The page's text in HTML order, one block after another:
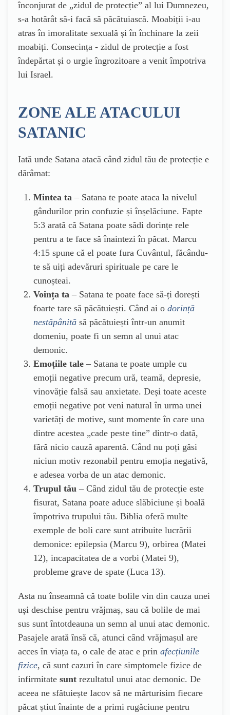
înconjurat de „zidul de protecție” al lui Dumnezeu,
s-a hotărât să-i facă să păcătuiască. Moabiții i-au
atras în imoralitate sexuală și în închinare la zeii
moabiți. Consecința - zidul de protecție a fost
îndepărtat și o urgie îngrozitoare a venit împotriva
lui Israel.
ZONE ALE ATACULUI
SATANIC
Iată unde Satana atacă când zidul tău de protecție e
dărâmat:
Mintea ta – Satana te poate ataca la nivelul
gândurilor prin confuzie și înșelăciune. Fapte
5:3 arată că Satana poate sădi dorințe rele
pentru a te face să înaintezi în păcat. Marcu
4:15 spune că el poate fura Cuvântul, făcându-
te să uiți adevăruri spirituale pe care le
cunoșteai.
Voința ta – Satana te poate face să-ți dorești
foarte tare să păcătuiești. Când ai o dorință
nestăpânită să păcătuiești într-un anumit
domeniu, poate fi un semn al unui atac
demonic.
Emoțiile tale – Satana te poate umple cu
emoții negative precum ură, teamă, depresie,
vinovăție falsă sau anxietate. Deși toate aceste
emoții negative pot veni natural în urma unei
varietăți de motive, sunt momente în care una
dintre acestea „cade peste tine” dintr-o dată,
fără nicio cauză aparentă. Când nu poți găsi
niciun motiv rezonabil pentru emoția negativă,
e adesea vorba de un atac demonic.
Trupul tău – Când zidul tău de protecție este
fisurat, Satana poate aduce slăbiciune și boală
împotriva trupului tău. Biblia oferă multe
exemple de boli care sunt atribuite lucrării
demonice: epilepsia (Marcu 9), orbirea (Matei
12), incapacitatea de a vorbi (Matei 9),
probleme grave de spate (Luca 13).
Asta nu înseamnă că toate bolile vin din cauza unei
uși deschise pentru vrăjmaș, sau că bolile de mai
sus sunt întotdeauna un semn al unui atac demonic.
Pasajele arată însă că, atunci când vrăjmașul are
acces în viața ta, o cale de atac e prin afecțiunile
fizice, că sunt cazuri în care simptomele fizice de
infirmitate sunt rezultatul unui atac demonic. De
aceea ne sfătuiește Iacov să ne mărturisim fiecare
păcat știut înainte de a primi rugăciune pentru